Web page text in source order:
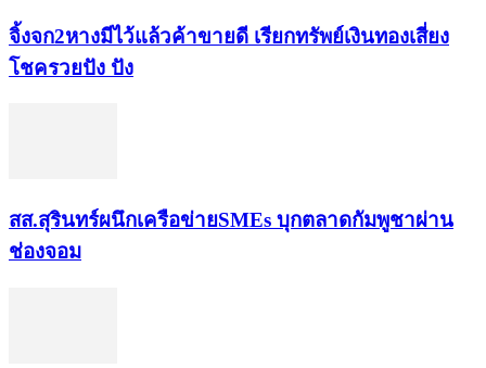
จิ้งจก​2​หาง​มีไว้แล้ว​ค้าขาย​ดี​ เรียก​ทรัพย์เงินทอง​เสี่ยง
โชค​รวยปัง​ ปัง​
สส.สุรินทร์ผนึกเครือข่ายSMEs บุกตลาดกัมพูชาผ่าน
ช่องจอม